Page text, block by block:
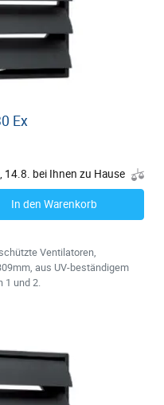
Ex
14.8. bei Ihnen zu Hause
In den Warenkorb
Ventilatoren,
aus UV-beständigem
1 und 2.